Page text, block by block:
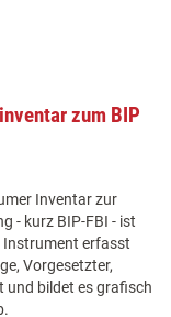
zum BIP
Inventar zur
- kurz BIP-FBI - ist
Instrument erfasst
Vorgesetzter,
und bildet es grafisch